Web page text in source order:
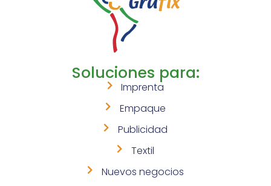
Soluciones para:
Imprenta
Empaque
Publicidad
Textil
Nuevos negocios